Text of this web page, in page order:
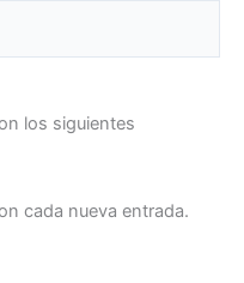
los siguientes
cada nueva entrada.